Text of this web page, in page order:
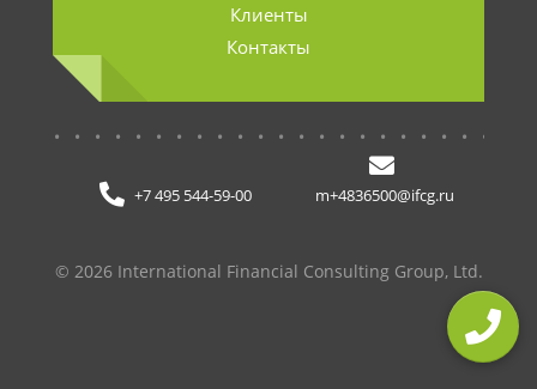
Клиенты
Контакты
+7 495 544-59-00 m+4836500@ifcg.ru
© 2026 International Financial Consulting Group, Ltd.